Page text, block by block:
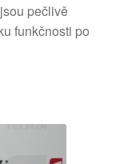
pečlivě
funkčnosti po